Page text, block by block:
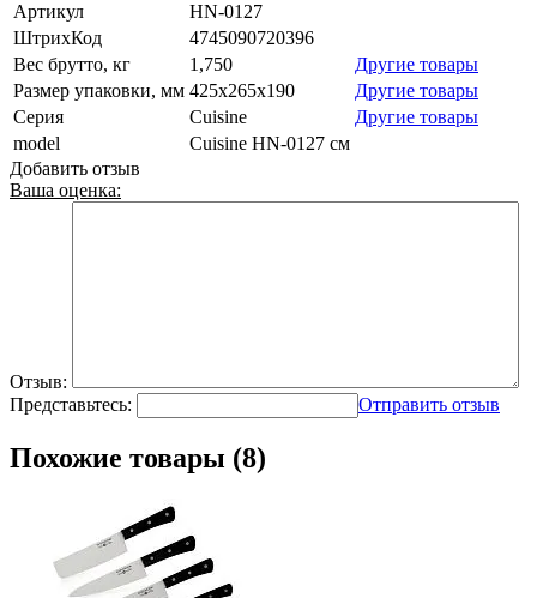
Артикул
HN-0127
ШтрихКод
4745090720396
Вес брутто, кг
1,750
Другие товары
Размер упаковки, мм 425х265х190
Другие товары
Серия
Cuisine
Другие товары
model
Cuisine HN-0127 см
Добавить отзыв
Ваша оценка:
Отзыв:
Представьтесь:
Отправить отзыв
Похожие товары (8)